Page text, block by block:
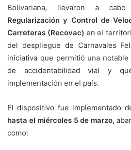
Bolivariana, llevaron a
Regularización y Control de
Carreteras (Recovac) en el
del despliegue de Carnavales
iniciativa que permitió una
de accidentabilidad vial y
implementación en el país.
El dispositivo fue implementado
hasta el miércoles 5 de marzo,
como: